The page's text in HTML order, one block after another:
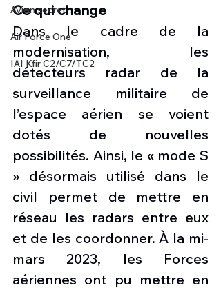
Avion secret
Air Force One
IAI Kfir C2/C7/TC2
Ce qui change
Dans le cadre de la
modernisation, les
détecteurs radar de la
surveillance militaire de
l’espace aérien se voient
dotés de nouvelles
possibilités. Ainsi, le « mode S
» désormais utilisé dans le
civil permet de mettre en
réseau les radars entre eux
et de les coordonner. À la mi-
mars 2023, les Forces
aériennes ont pu mettre en